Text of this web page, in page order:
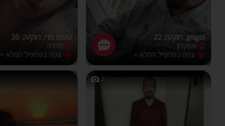
gilgol, רווק/ה, 22
אשקלון
צפה בפרופיל המלא >
נועזת מדי, רווק/ה, 30
חדרה
צפה בפרופיל המלא >
2